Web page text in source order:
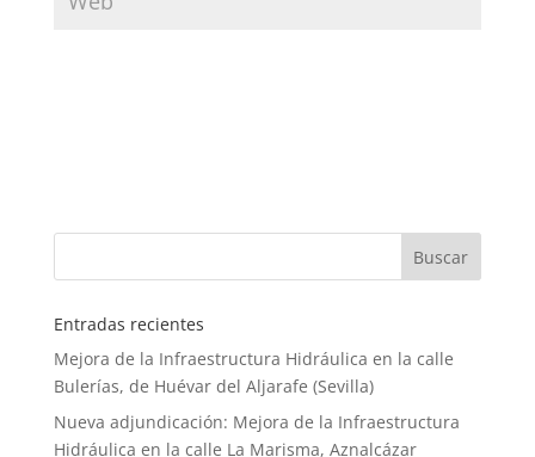
Entradas recientes
Mejora de la Infraestructura Hidráulica en la calle
Bulerías, de Huévar del Aljarafe (Sevilla)
Nueva adjundicación: Mejora de la Infraestructura
Hidráulica en la calle La Marisma, Aznalcázar